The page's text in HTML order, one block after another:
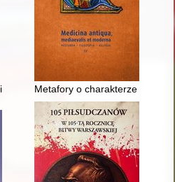
gminie Pilchowice 1990-2025
Metafory o charakterze